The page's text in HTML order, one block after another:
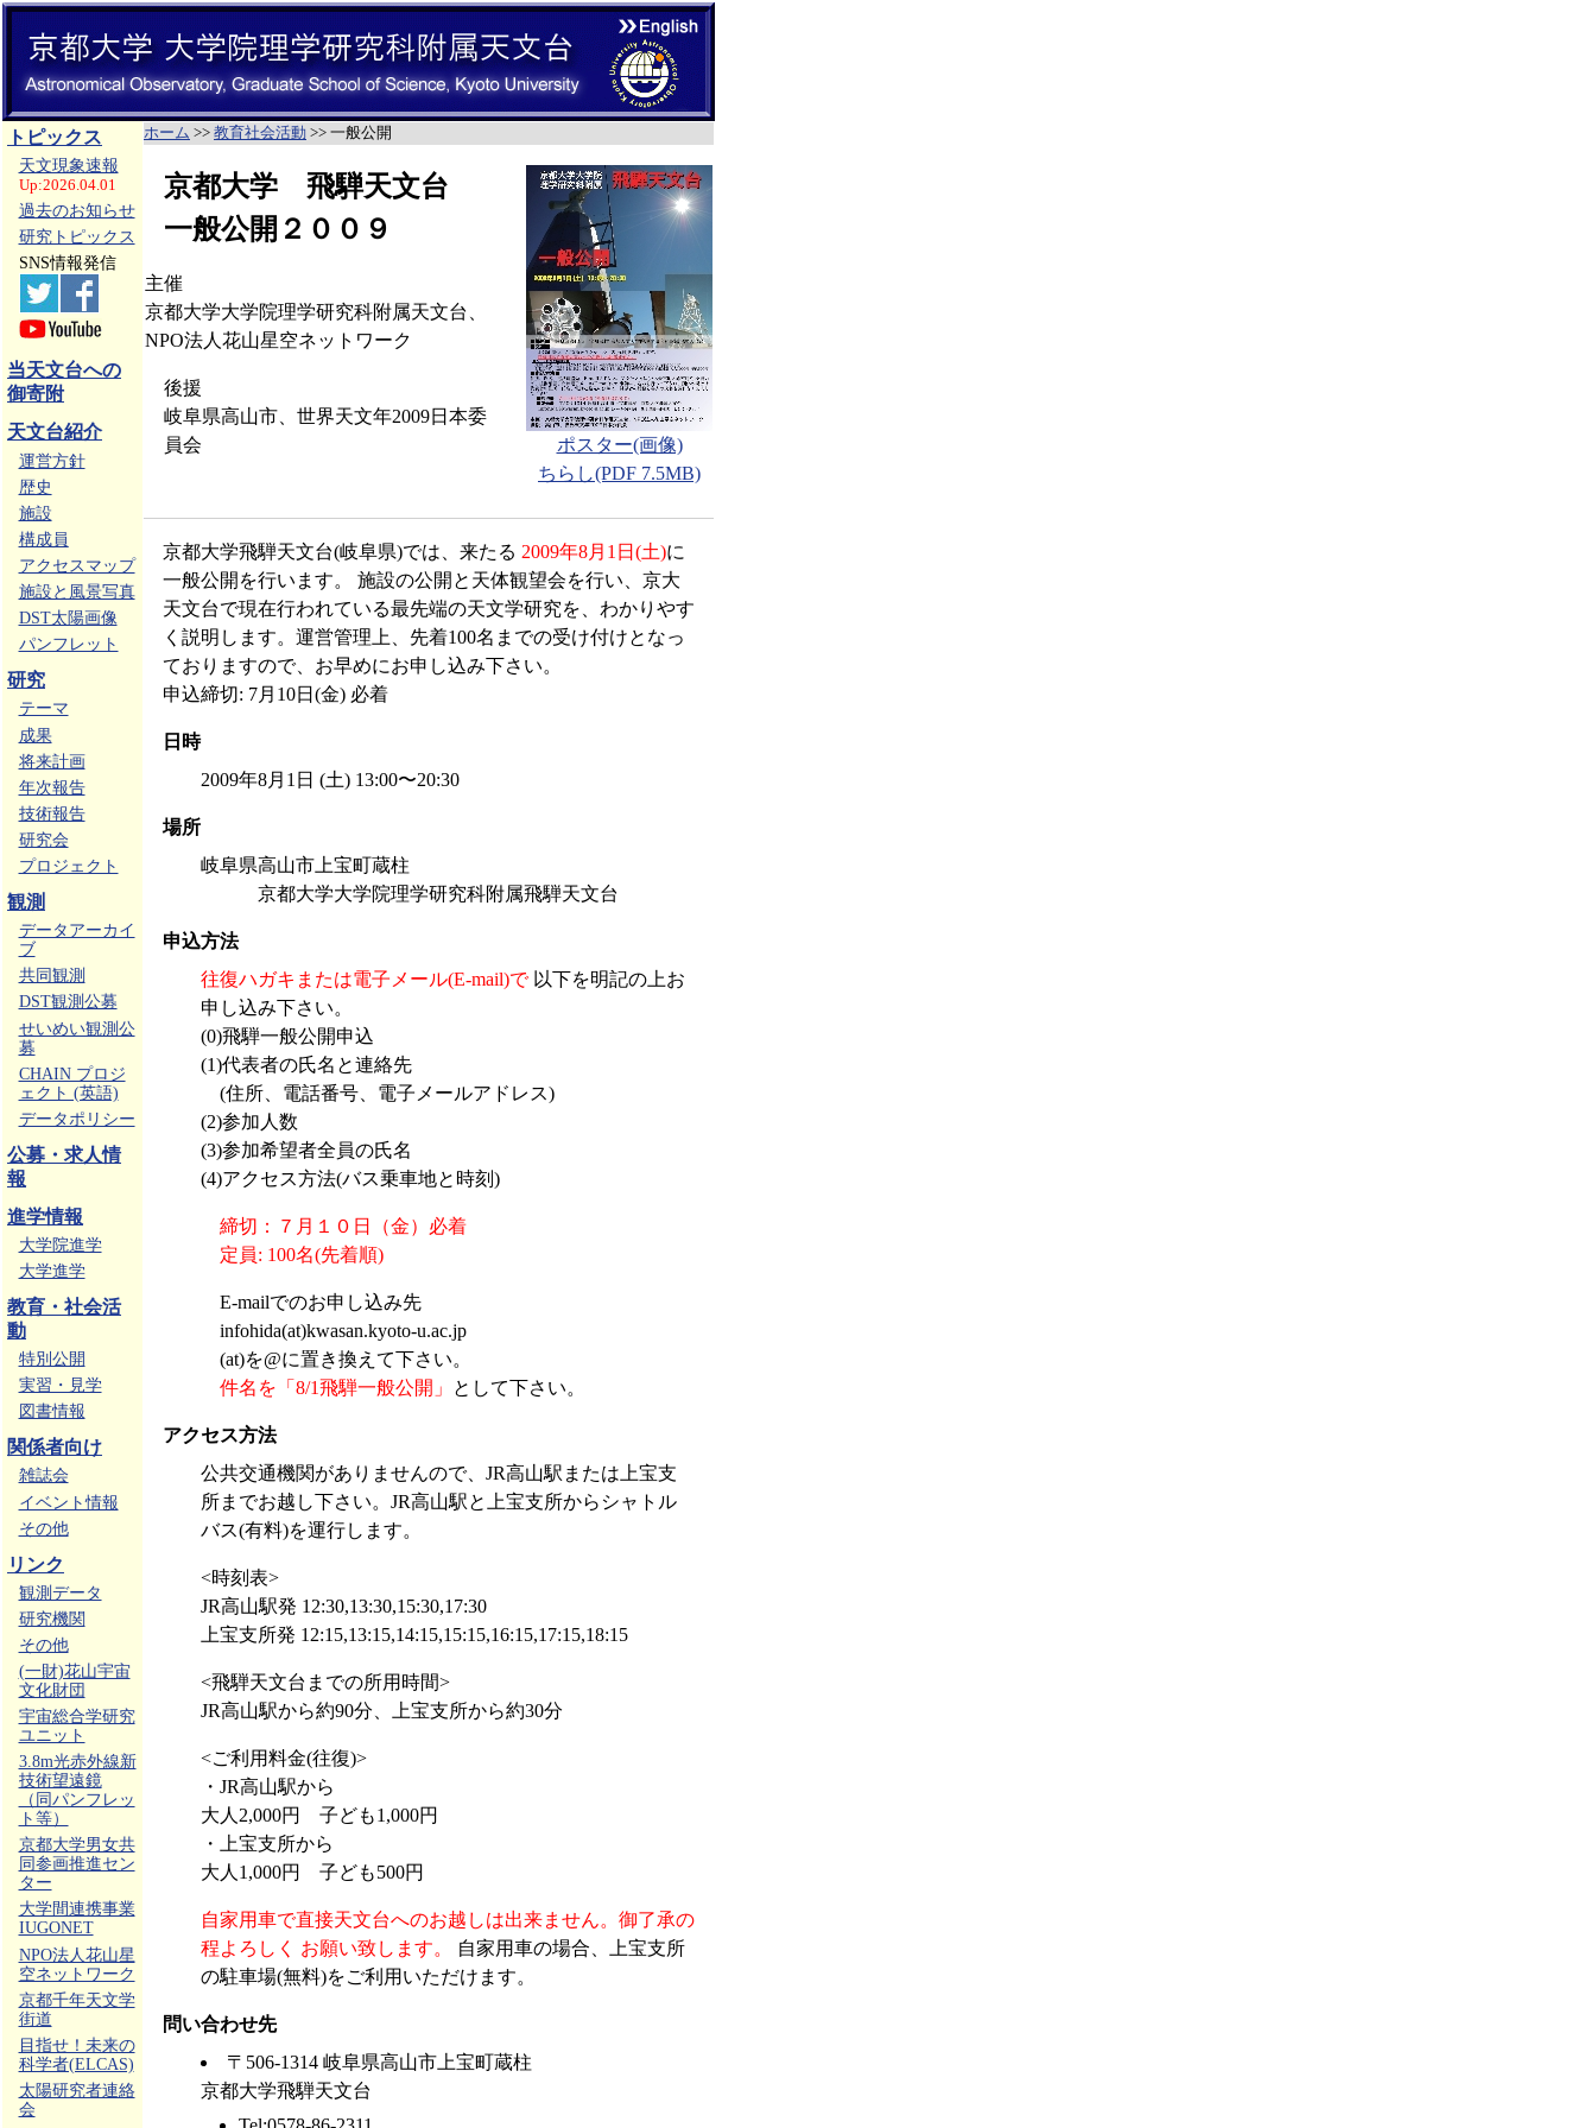
トピックス
天文現象速報
Up:2026.04.01
過去のお知らせ
研究トピックス
SNS情報発信
当天文台への
御寄附
天文台紹介
運営方針
歴史
施設
構成員
アクセスマップ
施設と風景写真
DST太陽画像
パンフレット
研究
テーマ
成果
将来計画
年次報告
技術報告
研究会
プロジェクト
観測
データアーカイ
ブ
共同観測
DST観測公募
せいめい観測公
募
CHAIN プロジ
ェクト (英語)
データポリシー
公募・求人情
報
進学情報
大学院進学
大学進学
教育・社会活
動
特別公開
実習・見学
図書情報
関係者向け
雑誌会
イベント情報
その他
リンク
観測データ
研究機関
その他
(一財)花山宇宙
文化財団
宇宙総合学研究
ユニット
3.8m光赤外線新
技術望遠鏡
（同パンフレッ
ト等）
京都大学男女共
同参画推進セン
ター
大学間連携事業
IUGONET
NPO法人花山星
空ネットワーク
京都千年天文学
街道
目指せ！未来の
科学者(ELCAS)
太陽研究者連絡
会
ホーム >> 教育社会活動 >> 一般公開
京都大学 飛騨天文台
一般公開２００９
主催
京都大学大学院理学研究科附属天文台、
NPO法人花山星空ネットワーク
後援
岐阜県高山市、世界天文年2009日本委
員会
ポスター(画像)
ちらし(PDF 7.5MB)
京都大学飛騨天文台(岐阜県)では、来たる 2009年8月1日(土)に
一般公開を行います。 施設の公開と天体観望会を行い、京大
天文台で現在行われている最先端の天文学研究を、わかりやす
く説明します。運営管理上、先着100名までの受け付けとなっ
ておりますので、お早めにお申し込み下さい。
申込締切: 7月10日(金) 必着
日時
2009年8月1日 (土) 13:00〜20:30
場所
岐阜県高山市上宝町蔵柱
京都大学大学院理学研究科附属飛騨天文台
申込方法
往復ハガキまたは電子メール(E-mail)で以下を明記の上お
申し込み下さい。
(0)飛騨一般公開申込
(1)代表者の氏名と連絡先
(住所、電話番号、電子メールアドレス)
(2)参加人数
(3)参加希望者全員の氏名
(4)アクセス方法(バス乗車地と時刻)
締切：７月１０日（金）必着
定員: 100名(先着順)
E-mailでのお申し込み先
infohida(at)kwasan.kyoto-u.ac.jp
(at)を@に置き換えて下さい。
件名を「8/1飛騨一般公開」
として下さい。
アクセス方法
公共交通機関がありませんので、JR高山駅または上宝支
所までお越し下さい。JR高山駅と上宝支所からシャトル
バス(有料)を運行します。
<時刻表>
JR高山駅発 12:30,13:30,15:30,17:30
上宝支所発 12:15,13:15,14:15,15:15,16:15,17:15,18:15
<飛騨天文台までの所用時間>
JR高山駅から約90分、上宝支所から約30分
<ご利用料金(往復)>
・JR高山駅から
大人2,000円 子ども1,000円
・上宝支所から
大人1,000円 子ども500円
自家用車で直接天文台へのお越しは出来ません。御了承の
程よろしく お願い致します。
自家用車の場合、上宝支所
の駐車場(無料)をご利用いただけます。
問い合わせ先
〒506-1314 岐阜県高山市上宝町蔵柱
京都大学飛騨天文台